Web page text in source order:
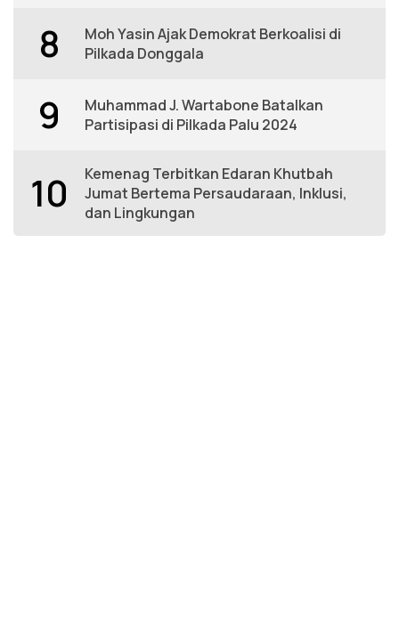
8
Moh Yasin Ajak Demokrat Berkoalisi di
Pilkada Donggala
9
Muhammad J. Wartabone Batalkan
Partisipasi di Pilkada Palu 2024
10
Kemenag Terbitkan Edaran Khutbah
Jumat Bertema Persaudaraan, Inklusi,
dan Lingkungan